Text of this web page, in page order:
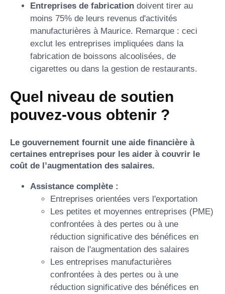
Entreprises de fabrication doivent tirer au
moins 75% de leurs revenus d'activités
manufacturières à Maurice. Remarque : ceci
exclut les entreprises impliquées dans la
fabrication de boissons alcoolisées, de
cigarettes ou dans la gestion de restaurants.
Quel niveau de soutien
pouvez-vous obtenir ?
Le gouvernement fournit une aide financière à
certaines entreprises pour les aider à couvrir le
coût de l’augmentation des salaires.
Assistance complète :
Entreprises orientées vers l'exportation
Les petites et moyennes entreprises (PME)
confrontées à des pertes ou à une
réduction significative des bénéfices en
raison de l'augmentation des salaires
Les entreprises manufacturières
confrontées à des pertes ou à une
réduction significative des bénéfices en